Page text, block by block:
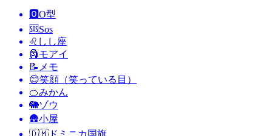
🅾️O型
🆘Sos
♌ しし座
🗿モアイ
📝 メモ
😊笑顔（笑っている目）
🍊みかん
🐘ゾウ
🛖小屋